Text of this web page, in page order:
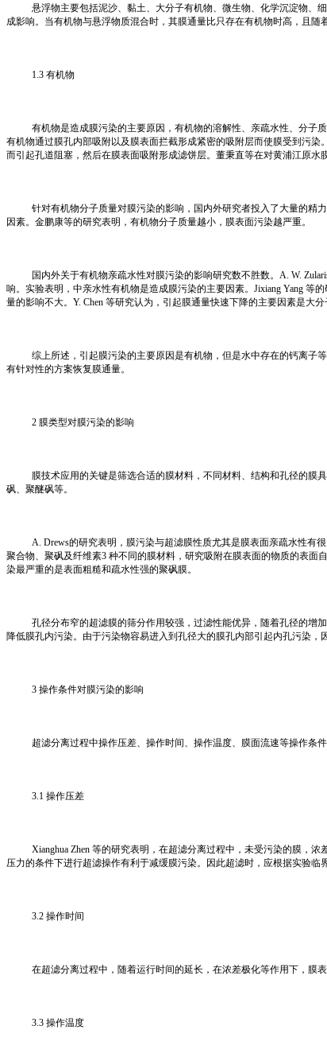
悬浮物主要包括泥沙、黏土、大分子有机物、微生物、化学沉淀物、
成影响。当有机物与悬浮物质混合时，其膜通量比只存在有机物时高，且
1.3 有机物
有机物是造成膜污染的主要原因，有机物的溶解性、亲疏水性、分子
有机物通过膜孔内部吸附以及膜表面拦截形成紧密的吸附层而使膜受到污染
而引起孔道阻塞，然后在膜表面吸附形成滤饼层。董秉直等在对黄浦江原
针对有机物分子质量对膜污染的影响，国内外研究者投入了大量的精
因素。金鹏康等的研究表明，有机物分子质量越小，膜表面污染越严重。
国内外关于有机物亲疏水性对膜污染的影响研究数不胜数。A. W.
响。实验表明，中亲水性有机物是造成膜污染的主要因素。Jixiang Yang
量的影响不大。Y. Chen 等研究认为，引起膜通量快速下降的主要因素是大分
综上所述，引起膜污染的主要原因是有机物，但是水中存在的钙离子
有针对性的方案恢复膜通量。
2 膜类型对膜污染的影响
膜技术应用的关键是筛选合适的膜材料，不同材料、结构和孔径的膜
砜、聚醚砜等。
A. Drews的研究表明，膜污染与超滤膜性质尤其是膜表面亲疏水性有
聚合物、聚砜及纤维素3 种不同的膜材料，研究吸附在膜表面的物质的表面
染最严重的是表面粗糙和疏水性强的聚砜膜。
孔径分布窄的超滤膜的筛分作用较强，过滤性能优异，随着孔径的增
降低膜孔内污染。由于污染物容易进入到孔径大的膜孔内部引起内孔污染，
3 操作条件对膜污染的影响
超滤分离过程中操作压差、操作时间、操作温度、膜面流速等操作条
3.1 操作压差
Xianghua Zhen 等的研究表明，在超滤分离过程中，未受污染的膜，
压力的条件下进行超滤操作有利于减缓膜污染。因此超滤时，应根据实验临
3.2 操作时间
在超滤分离过程中，随着运行时间的延长，在浓差极化等作用下，膜
3.3 操作温度